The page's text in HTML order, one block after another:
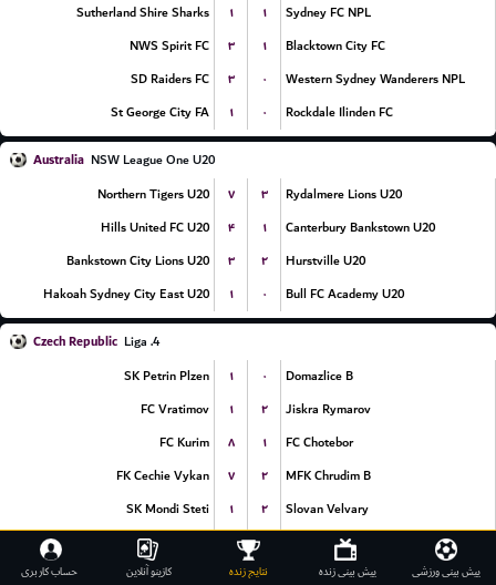
Sutherland Shire Sharks
۱ ۱
Sydney FC NPL
NWS Spirit FC
۳ ۱
Blacktown City FC
SD Raiders FC
۳ ۰
Western Sydney Wanderers NPL
St George City FA
۱ ۰ Rockdale Ilinden FC
Australia NSW League One U20
Northern Tigers U20
۷ ۳
Rydalmere Lions U20
Hills United FC U20
۴ ۱
Canterbury Bankstown U20
Bankstown City Lions U20
۳ ۲
Hurstville U20
Hakoah Sydney City East U20
۱ ۰ Bull FC Academy U20
Czech Republic
4. Liga
SK Petrin Plzen
۱ ۰
Domazlice B
FC Vratimov
۱ ۲
Jiskra Rymarov
FC Kurim
۸ ۱
FC Chotebor
FK Cechie Vykan
۷ ۲
MFK Chrudim B
SK Mondi Steti
۱ ۲
Slovan Velvary
FC Sparta Brno
FK Trebic
FK Banik Sokolov
۶ ۰ FK Usti nad Labem B پیش بینی ورزشی پیش بینی زنده نتایج زنده کازینو آنلاین حساب کاربری